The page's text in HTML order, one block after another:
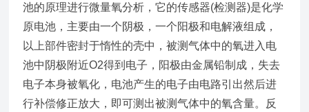
池的原理进行微量氧分析，它的传感器(检测器)是化学
原电池，主要由一个阴极，一个阳极和电解液组成，
以上部件密封于惰性的壳中，被测气体中的氧进入电
池中阴极附近O2得到电子，阳极由金属铅制成，失去
电子本身被氧化，电池产生的电子由电路引出然后进
行补偿修正放大，即可测出被测气体中的氧含量。反